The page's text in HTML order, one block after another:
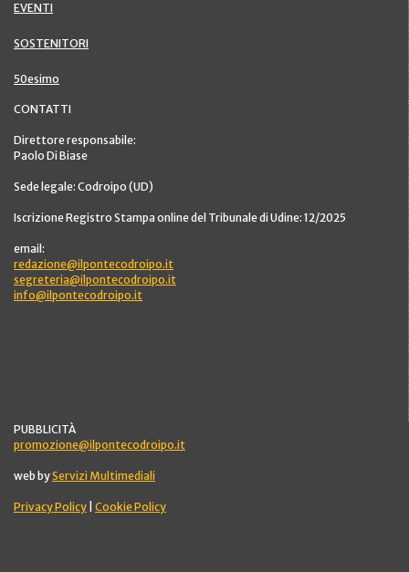
EVENTI
SOSTENITORI
50esimo
CONTATTI
Direttore responsabile:
Paolo Di Biase
Sede legale: Codroipo (UD)
Iscrizione Registro Stampa online del Tribunale di Udine: 12/2025
email:
redazione@ilpontecodroipo.it
segreteria@ilpontecodroipo.it
info@ilpontecodroipo.it
PUBBLICITÀ
promozione@ilpontecodroipo.it
web byServizi Multimediali
Privacy Policy Cookie Policy